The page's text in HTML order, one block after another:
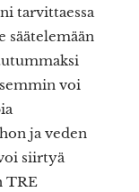
tarvittaessa
säätelemään
voi
ja veden
siirtyä
TRE